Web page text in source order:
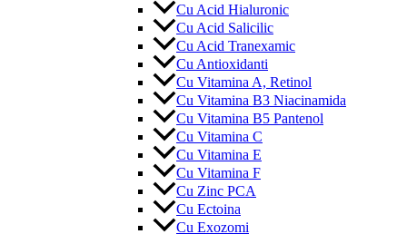
Cu Acid Hialuronic
Cu Acid Salicilic
Cu Acid Tranexamic
Cu Antioxidanti
Cu Vitamina A, Retinol
Cu Vitamina B3 Niacinamida
Cu Vitamina B5 Pantenol
Cu Vitamina C
Cu Vitamina E
Cu Vitamina F
Cu Zinc PCA
Cu Ectoina
Cu Exozomi